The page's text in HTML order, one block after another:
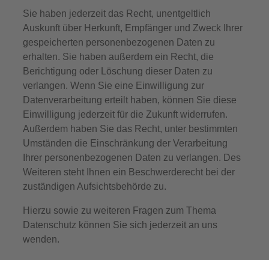
Sie haben jederzeit das Recht, unentgeltlich
Auskunft über Herkunft, Empfänger und Zweck Ihrer
gespeicherten personenbezogenen Daten zu
erhalten. Sie haben außerdem ein Recht, die
Berichtigung oder Löschung dieser Daten zu
verlangen. Wenn Sie eine Einwilligung zur
Datenverarbeitung erteilt haben, können Sie diese
Einwilligung jederzeit für die Zukunft widerrufen.
Außerdem haben Sie das Recht, unter bestimmten
Umständen die Einschränkung der Verarbeitung
Ihrer personenbezogenen Daten zu verlangen. Des
Weiteren steht Ihnen ein Beschwerderecht bei der
zuständigen Aufsichtsbehörde zu.
Hierzu sowie zu weiteren Fragen zum Thema
Datenschutz können Sie sich jederzeit an uns
wenden.